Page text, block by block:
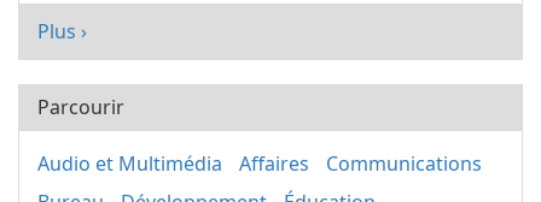
Plus ›
Parcourir
Audio et Multimédia Affaires
Communications